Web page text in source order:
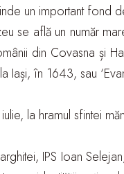
un important
se află un număr
din Covasna și
la Iași, în 1643, sau
la hramul sfintei
IPS Ioan